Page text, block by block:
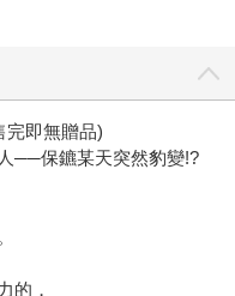
即無贈品)
──保鑣某天突然豹變!?
的，